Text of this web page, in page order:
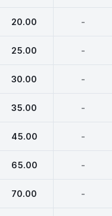
20.00 -
25.00 -
30.00 -
35.00 -
45.00 -
65.00 -
70.00 -